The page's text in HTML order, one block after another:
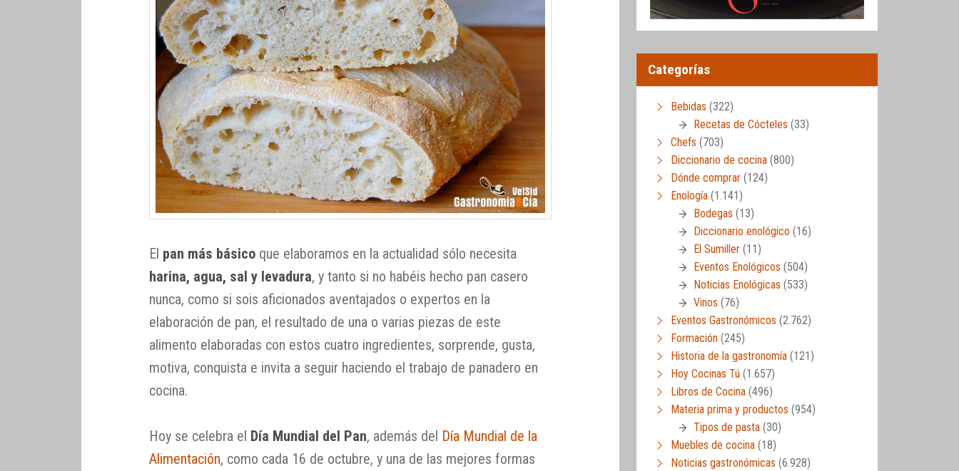
El pan más básico que elaboramos en la actualidad sólo necesita
harina, agua, sal y levadura, y tanto si no habéis hecho pan casero
nunca, como si sois aficionados aventajados o expertos en la
elaboración de pan, el resultado de una o varias piezas de este
alimento elaboradas con estos cuatro ingredientes, sorprende, gusta,
motiva, conquista e invita a seguir haciendo el trabajo de panadero en
cocina.
Hoy se celebra el Día Mundial del Pan, además del Día Mundial de la
Alimentación, como cada 16 de octubre, y una de las mejores formas
Categorías
Bebidas (322)
Recetas de Cócteles (33)
Chefs (703)
Diccionario de cocina (800)
Dónde comprar (124)
Enología (1.141)
Bodegas (13)
Diccionario enológico (16)
El Sumiller (11)
Eventos Enológicos (504)
Noticias Enológicas (533)
Vinos (76)
Eventos Gastronómicos (2.762)
Formación (245)
Historia de la gastronomía (121)
Hoy Cocinas Tú (1.657)
Libros de Cocina (496)
Materia prima y productos (954)
Tipos de pasta (30)
Muebles de cocina (18)
Noticias gastronómicas (6.928)